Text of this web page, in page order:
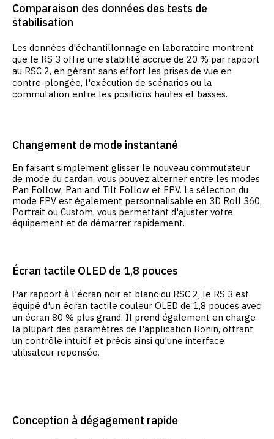
Comparaison des données des tests de
stabilisation
Les données d'échantillonnage en laboratoire montrent
que le RS 3 offre une stabilité accrue de 20 % par rapport
au RSC 2, en gérant sans effort les prises de vue en
contre-plongée, l'exécution de scénarios ou la
commutation entre les positions hautes et basses.
Changement de mode instantané
En faisant simplement glisser le nouveau commutateur
de mode du cardan, vous pouvez alterner entre les modes
Pan Follow, Pan and Tilt Follow et FPV. La sélection du
mode FPV est également personnalisable en 3D Roll 360,
Portrait ou Custom, vous permettant d'ajuster votre
équipement et de démarrer rapidement.
Écran tactile OLED de 1,8 pouces
Par rapport à l'écran noir et blanc du RSC 2, le RS 3 est
équipé d'un écran tactile couleur OLED de 1,8 pouces avec
un écran 80 % plus grand. Il prend également en charge
la plupart des paramètres de l'application Ronin, offrant
un contrôle intuitif et précis ainsi qu'une interface
utilisateur repensée.
Conception à dégagement rapide